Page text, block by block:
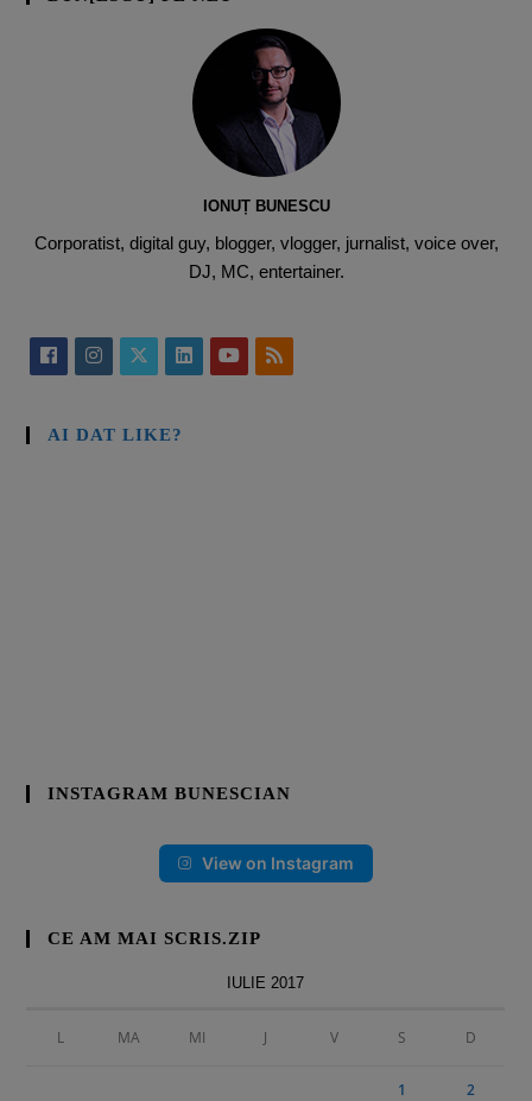
IONUȚ BUNESCU
Corporatist, digital guy, blogger, vlogger, jurnalist, voice over,
DJ, MC, entertainer.
AI DAT LIKE?
INSTAGRAM BUNESCIAN
View on Instagram
CE AM MAI SCRIS.ZIP
IULIE 2017
L MA MI J V S D
1 2